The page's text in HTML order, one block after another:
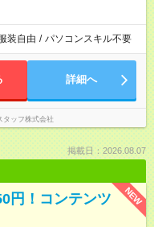
装自由 / パソコンスキル不要
詳細へ
タッフ株式会社
掲載日：2026.08.07
NEW
円！コンテンツ